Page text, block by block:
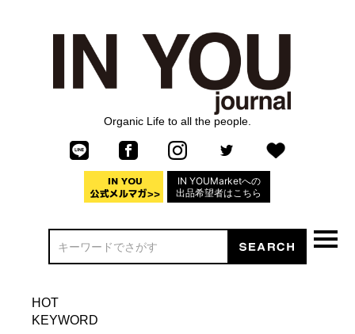
Organic Life to all the people.
IN YOUMarketへの
出品希望者はこちら
HOT
KEYWORD